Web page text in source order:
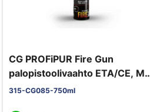
CG PROFiPUR Fire Gun
palopistoolivaahto ETA/CE, M1
ja EC1+
315-CG085-750ml